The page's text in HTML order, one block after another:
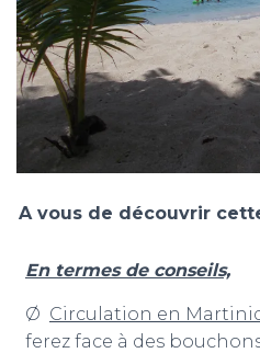
A vous de découvrir
En termes de conseils,
Ø Circulation en
ferez face à des